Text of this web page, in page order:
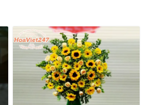
yêu và sự quan tâm.
Hoa Mừng Khai Trương Cửa
hòa, thể hiện sự đoàn kết và hy
mới. Đây thực sự là một món
mừng sự thành công của